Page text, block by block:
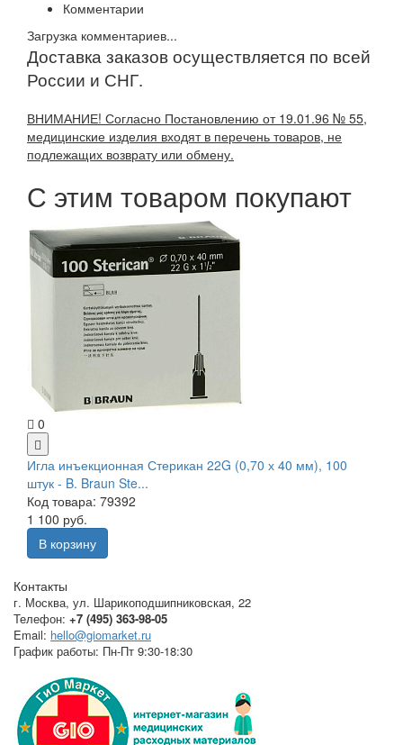
Комментарии
Загрузка комментариев...
Доставка заказов осуществляется по всей
России и СНГ.
ВНИМАНИЕ! Согласно Постановлению от 19.01.96 № 55,
медицинские изделия входят в перечень товаров, не
подлежащих возврату или обмену.
С этим товаром покупают
0
Игла инъекционная Стерикан 22G (0,70 х 40 мм), 100
штук - B. Braun Ste...
Код товара: 79392
1 100 руб.
В корзину
Контакты
г. Москва, ул. Шарикоподшипниковская, 22
Телефон: +7 (495) 363-98-05
Email: hello@giomarket.ru
График работы: Пн-Пт 9:30-18:30